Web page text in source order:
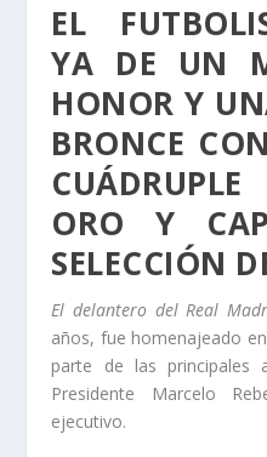
EL
YA DE UN
HONOR Y
BRONCE
ORO Y
SELECCIÓN
El delantero del Real
años, fue homenajeado
parte de las principales
Presidente Marcelo
ejecutivo.